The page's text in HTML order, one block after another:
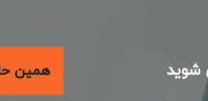
همین